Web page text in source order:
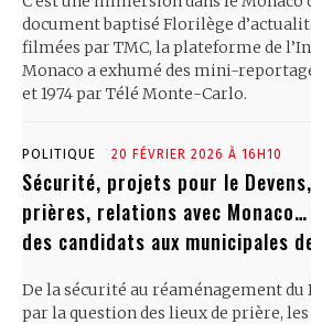
document baptisé Florilège
filmées par TMC, la plateforme de
Monaco a exhumé des mini-
et 1974 par Télé Monte-Carlo.
POLITIQUE 20 FÉVRIER 2026 À 16H10
Sécurité, projets pour le
prières, relations avec
des candidats aux municipales
De la sécurité au réaménagement du
par la question des lieux de prière,